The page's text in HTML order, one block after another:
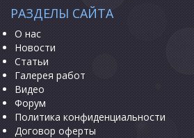
РАЗДЕЛЫ САЙТА
О нас
Новости
Статьи
Галерея работ
Видео
Форум
Политика конфиденциальности
Договор оферты